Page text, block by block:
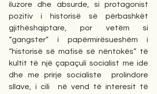
iluzore dhe absurde, si protagonist
pozitiv i historisë së përbashkët
gjithëshqiptare, por vetëm si
“gangster” i papërmirësueshëm i
“historisë së mafisë së nëntokës” të
kultit të një çapaçuli socialist me ide
dhe me prirje socialiste  prolindore
sllave, i cili  në vend të interesit të